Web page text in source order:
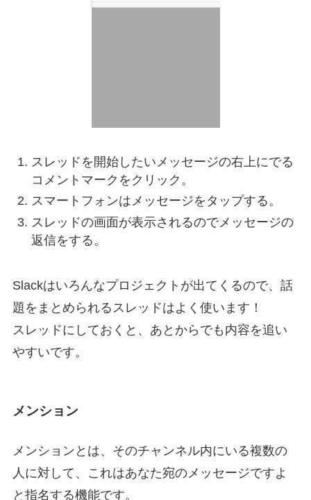
スレッドを開始したいメッセージの右上にでる
コメントマークをクリック。
スマートフォンはメッセージをタップする。
スレッドの画面が表示されるのでメッセージの
返信をする。
Slackはいろんなプロジェクトが出てくるので、話
題をまとめられるスレッドはよく使います！
スレッドにしておくと、あとからでも内容を追い
やすいです。
メンション
メンションとは、そのチャンネル内にいる複数の
人に対して、これはあなた宛のメッセージですよ
と指名する機能です。